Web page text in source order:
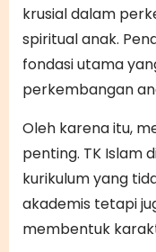
krusial dalam
spiritual anak.
fondasi utama
perkembangan
Oleh karena itu,
penting. TK Islam
kurikulum yang
akademis tetapi
membentuk